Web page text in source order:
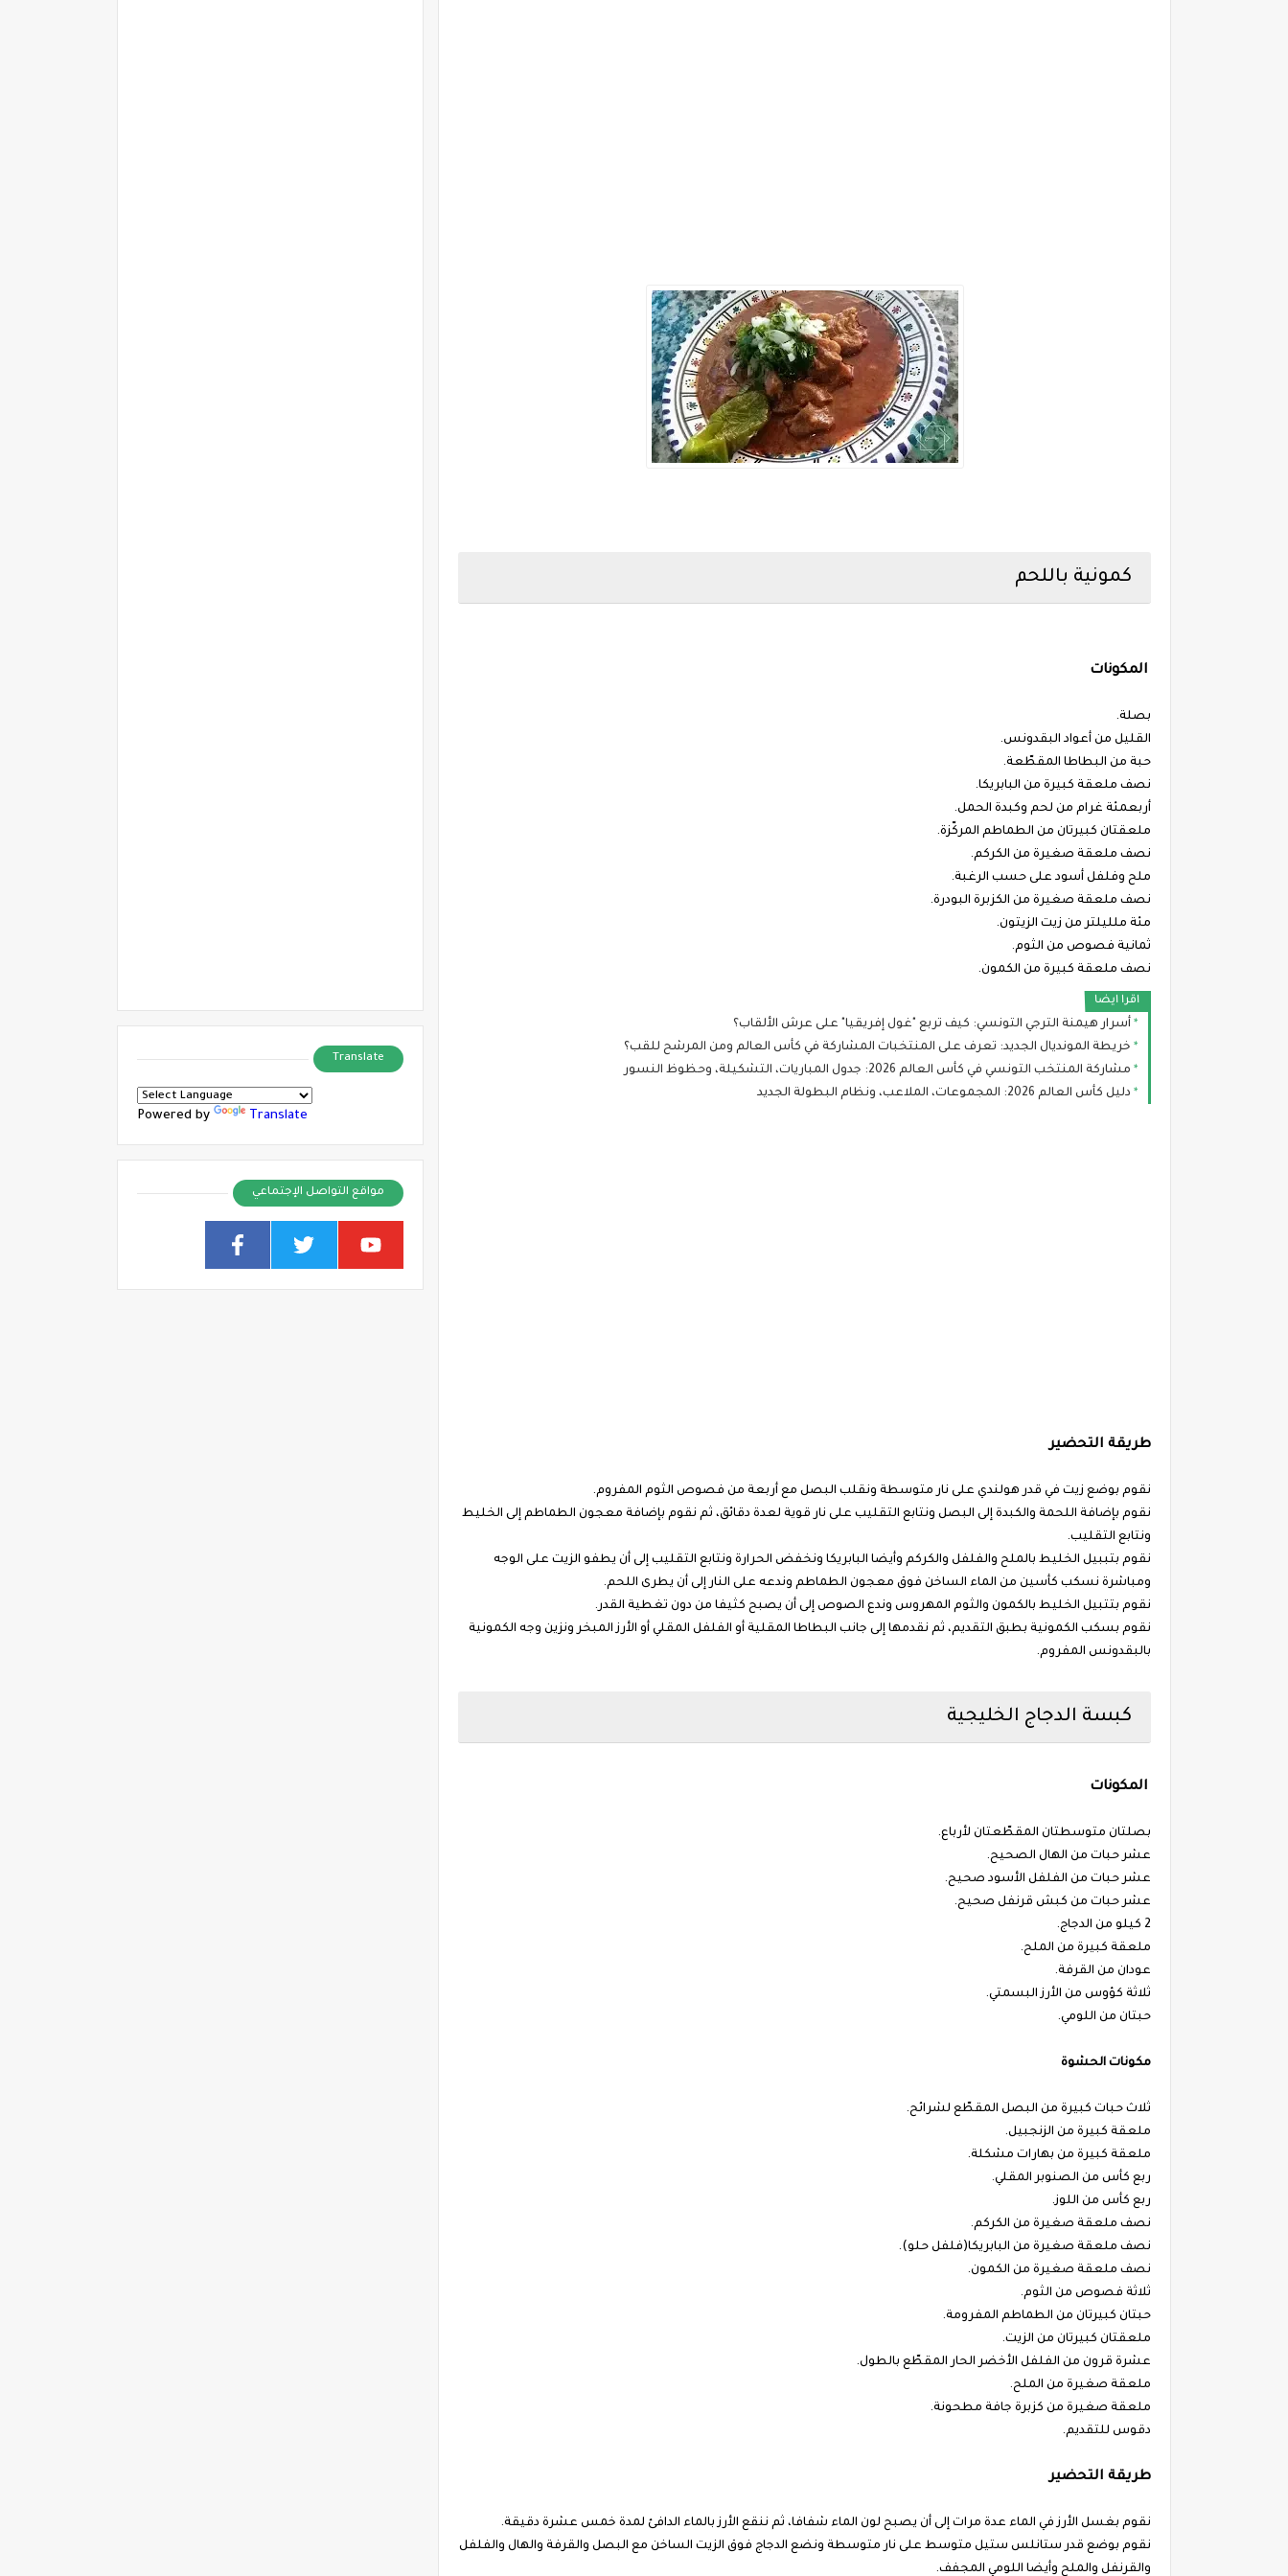
كمونية باللحم
المكونات
بصلة.
القليل من أعواد البقدونس.
حبة من البطاطا المقطّعة.
نصف ملعقة كبيرة من البابريكا.
أربعمئة غرام من لحم وكبدة الحمل.
ملعقتان كبيرتان من الطماطم المركّزة.
نصف ملعقة صغيرة من الكركم.
ملح وفلفل أسود على حسب الرغبة.
نصف ملعقة صغيرة من الكزبرة البودرة.
مئة ملليلتر من زيت الزيتون.
ثمانية فصوص من الثوم.
نصف ملعقة كبيرة من الكمون.
اقرا ايضا
أسرار هيمنة الترجي التونسي: كيف تربع "غول إفريقيا" على عرش الألقاب؟
خريطة المونديال الجديد: تعرف على المنتخبات المشاركة في كأس العالم ومن المرشح للقب؟
مشاركة المنتخب التونسي في كأس العالم 2026: جدول المباريات، التشكيلة، وحظوظ النسور
دليل كأس العالم 2026: المجموعات، الملاعب، ونظام البطولة الجديد
طريقة التحضير
نقوم بوضع زيت في قدر هولندي على نار متوسطة ونقلب البصل مع أربعة من فصوص الثوم المفروم.
نقوم بإضافة اللحمة والكبدة إلى البصل ونتابع التقليب على نار قوية لعدة دقائق، ثم نقوم بإضافة معجون الطماطم إلى الخليط
ونتابع التقليب.
نقوم بتببيل الخليط بالملح والفلفل والكركم وأيضا البابريكا ونخفض الحرارة ونتابع التقليب إلى أن يطفو الزيت على الوجه
ومباشرة نسكب كأسين من الماء الساخن فوق معجون الطماطم وندعه على النار إلى أن يطرى اللحم.
نقوم بتتبيل الخليط بالكمون والثوم المهروس وندع الصوص إلى أن يصبح كثيفا من دون تغطية القدر.
نقوم بسكب الكمونية بطبق التقديم، ثم نقدمها إلى جانب البطاطا المقلية أو الفلفل المقلي أو الأرز المبخر ونزين وجه الكمونية
بالبقدونس المفروم.
كبسة الدجاج الخليجية
المكونات
بصلتان متوسطتان المقطّعتان لأرباع.
عشر حبات من الهال الصحيح.
عشر حبات من الفلفل الأسود صحيح.
عشر حبات من كبش قرنفل صحيح.
2 كيلو من الدجاج.
ملعقة كبيرة من الملح.
عودان من القرفة.
ثلاثة كؤوس من الأرز البسمتي.
حبتان من اللومي.
مكونات الحشوة
ثلاث حبات كبيرة من البصل المقطّع لشرائح.
ملعقة كبيرة من الزنجبيل.
ملعقة كبيرة من بهارات مشكلة.
ربع كأس من الصنوبر المقلي.
ربع كأس من اللوز.
نصف ملعقة صغيرة من الكركم.
نصف ملعقة صغيرة من البابريكا(فلفل حلو).
نصف ملعقة صغيرة من الكمون.
ثلاثة فصوص من الثوم.
حبتان كبيرتان من الطماطم المفرومة.
ملعقتان كبيرتان من الزيت.
عشرة قرون من الفلفل الأخضر الحار المقطّع بالطول.
ملعقة صغيرة من الملح.
ملعقة صغيرة من كزبرة جافة مطحونة.
دقوس للتقديم.
طريقة التحضير
نقوم بغسل الأرز في الماء عدة مرات إلى أن يصبح لون الماء شفافا، ثم ننقع الأرز بالماء الدافئ لمدة خمس عشرة دقيقة.
نقوم بوضع قدر ستانلس ستيل متوسط على نار متوسطة ونضع الدجاج فوق الزيت الساخن مع البصل والقرفة والهال والفلفل
والقرنفل والملح وأيضا اللومي المجفف.
Translate
Powered by Translate
مواقع التواصل الإجتماعي